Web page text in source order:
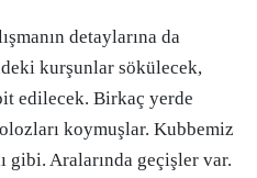
detaylarına da
kurşunlar sökülecek,
edilecek. Birkaç yerde
koymuşlar. Kubbemiz
Aralarında geçişler var.